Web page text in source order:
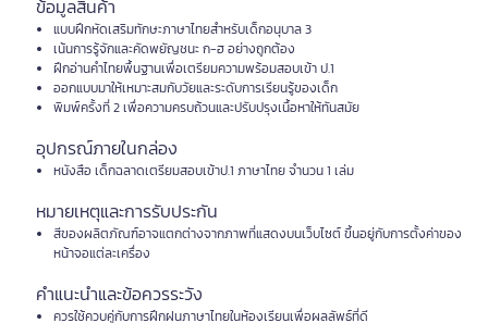
ข้อมูลสินค้า
แบบฝึกหัดเสริมทักษะภาษาไทยสำหรับเด็กอนุบาล 3
เน้นการรู้จักและคัดพยัญชนะ ก-ฮ อย่างถูกต้อง
ฝึกอ่านคำไทยพื้นฐานเพื่อเตรียมความพร้อมสอบเข้า ป.1
ออกแบบมาให้เหมาะสมกับวัยและระดับการเรียนรู้ของเด็ก
พิมพ์ครั้งที่ 2 เพื่อความครบถ้วนและปรับปรุงเนื้อหาให้ทันสมัย
อุปกรณ์ภายในกล่อง
หนังสือ เด็กฉลาดเตรียมสอบเข้าป.1 ภาษาไทย จำนวน 1 เล่ม
หมายเหตุและการรับประกัน
สีของผลิตภัณฑ์อาจแตกต่างจากภาพที่แสดงบนเว็บไซต์ ขึ้นอยู่กับการตั้งค่าของ
หน้าจอแต่ละเครื่อง
คำแนะนำและข้อควรระวัง
ควรใช้ควบคู่กับการฝึกฝนภาษาไทยในห้องเรียนเพื่อผลลัพธ์ที่ดี